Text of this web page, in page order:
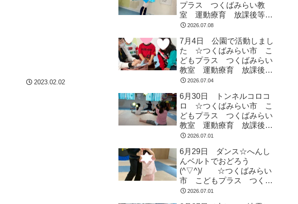
2023.02.02
プラス つくばみらい教
室 運動療育 放課後等デ
イサービス 発達支援 受
2026.07.08
7月4日 公園で活動しまし
た ☆つくばみらい市 こ
どもプラス つくばみらい
教室 運動療育 放課後等
デイサービス 発達支援
2026.07.04
6月30日 トンネルコロコ
ロ ☆つくばみらい市 こ
どもプラス つくばみらい
教室 運動療育 放課後等
デイサービス 発達支援
2026.07.01
6月29日 ダンス☆へんし
んベルトでおどろう
(^▽^)/ ☆つくばみらい
市 こどもプラス つくば
みらい教室 運動療育 運
2026.07.01